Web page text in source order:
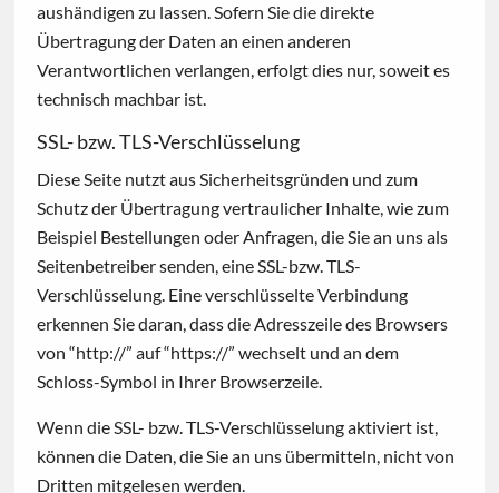
aushändigen zu lassen. Sofern Sie die direkte
Übertragung der Daten an einen anderen
Verantwortlichen verlangen, erfolgt dies nur, soweit es
technisch machbar ist.
SSL- bzw. TLS-Verschlüsselung
Diese Seite nutzt aus Sicherheitsgründen und zum
Schutz der Übertragung vertraulicher Inhalte, wie zum
Beispiel Bestellungen oder Anfragen, die Sie an uns als
Seitenbetreiber senden, eine SSL-bzw. TLS-
Verschlüsselung. Eine verschlüsselte Verbindung
erkennen Sie daran, dass die Adresszeile des Browsers
von “http://” auf “https://” wechselt und an dem
Schloss-Symbol in Ihrer Browserzeile.
Wenn die SSL- bzw. TLS-Verschlüsselung aktiviert ist,
können die Daten, die Sie an uns übermitteln, nicht von
Dritten mitgelesen werden.